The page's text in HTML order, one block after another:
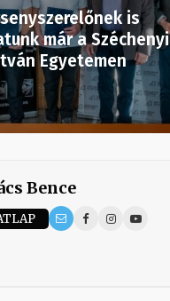
is
már a Széchenyi
Egyetemen
Bence